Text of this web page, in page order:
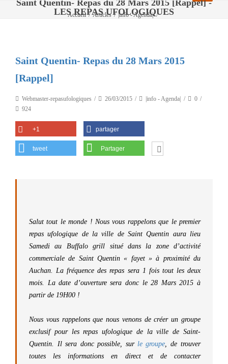
Saint Quentin- Repas du 28 Mars 2015 [Rappel] -
LES REPAS UFOLOGIQUES
Accueil / Articles / |info - Agenda| /
Saint Quentin- Repas du 28 Mars 2015
[Rappel]
Webmaster-repasufologiques 26/03/2015 |info - Agenda|
0
924
+1 partager
tweet Partager
Salut tout le monde ! Nous vous rappelons que le premier
repas ufologique de la ville de Saint Quentin aura lieu
Samedi au Buffalo grill situé dans la zone d’activité
commerciale de Saint Quentin « fayet » à proximité du
Auchan. La fréquence des repas sera 1 fois tout les deux
mois. La date d’ouverture sera donc le 28 Mars 2015 à
partir de 19H00 !
Nous vous rappelons que nous venons de créer un groupe
exclusif pour les repas ufologique de la ville de Saint-
Quentin. Il sera donc possible, sur le groupe, de trouver
toutes les informations en direct et de contacter